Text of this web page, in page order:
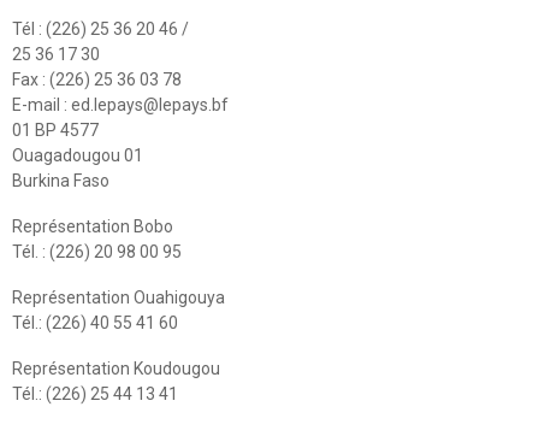
Tél : (226) 25 36 20 46 /
25 36 17 30
Fax : (226) 25 36 03 78
E-mail : ed.lepays@lepays.bf
01 BP 4577
Ouagadougou 01
Burkina Faso
Représentation Bobo
Tél. : (226) 20 98 00 95
Représentation Ouahigouya
Tél.: (226) 40 55 41 60
Représentation Koudougou
Tél.: (226) 25 44 13 41